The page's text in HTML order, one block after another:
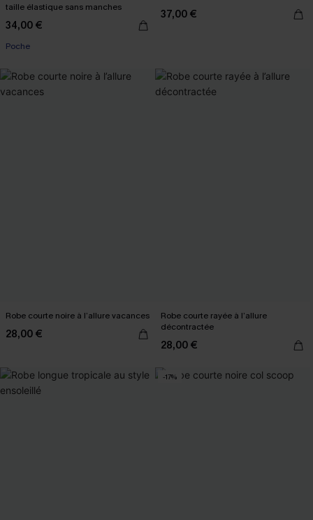
taille élastique sans manches
34,00 €
Poche
37,00 €
Robe courte noire à l’allure vacances
28,00 €
Robe courte rayée à l’allure
décontractée
28,00 €
-17%